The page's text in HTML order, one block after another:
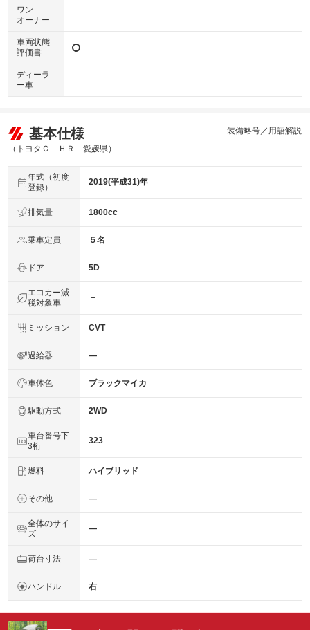
ワン
オーナー
-
車両状態
評価書
ディーラ
ー車
-
基本仕様
（トヨタＣ－ＨＲ 愛媛県）
装備略号／用語解説
年式（初度
登録）
2019(平成31)年
排気量 1800cc
乗車定員 ５名
ドア 5D
エコカー減
税対象車
－
ミッション CVT
過給器 ―
車体色 ブラックマイカ
駆動方式 2WD
車台番号下
3桁
323
燃料 ハイブリッド
その他 ―
全体のサイ
ズ
―
荷台寸法 ―
ハンドル 右